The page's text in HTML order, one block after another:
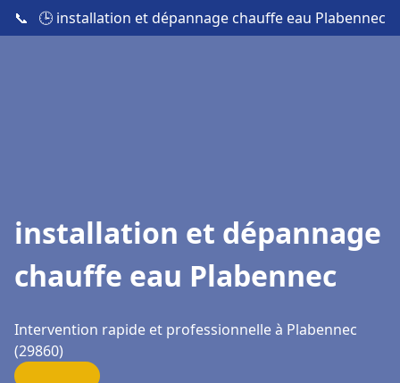
📞 🕒 installation et dépannage chauffe eau Plabennec
installation et dépannage
chauffe eau Plabennec
Intervention rapide et professionnelle à Plabennec
(29860)